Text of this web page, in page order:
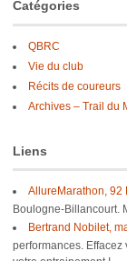
Catégories
QBRC
Vie du club
Récits de coureurs
Archives – Trail du
Liens
AllureMarathon, 92
Boulogne-Billancourt.
Bertrand Nobilet,
performances.